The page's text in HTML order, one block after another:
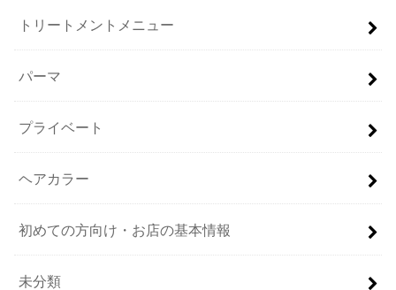
トリートメントメニュー
パーマ
プライベート
ヘアカラー
初めての方向け・お店の基本情報
未分類